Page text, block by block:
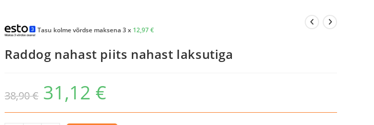
Tasu kolme võrdse maksena 3 x 12,97€
Raddog nahast piits nahast laksutiga
38,90€ 31,12 €